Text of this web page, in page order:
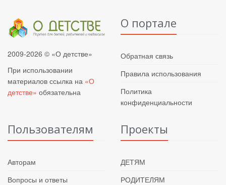
2009-2026 © «О детстве»
При использовании
материалов ссылка на «О
детстве» обязательна
О портале
Обратная связь
Правила использования
Политика
конфиденциальности
Пользователям
Авторам
Вопросы и ответы
Проекты
ДЕТЯМ
РОДИТЕЛЯМ